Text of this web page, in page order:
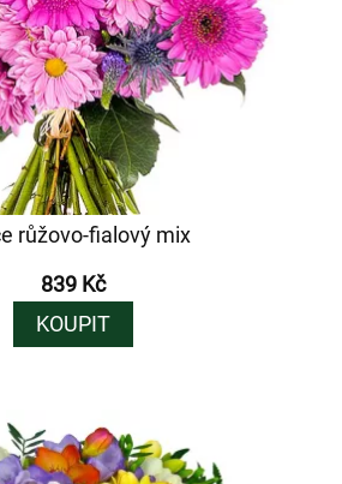
růžovo-fialový mix
839 Kč
KOUPIT